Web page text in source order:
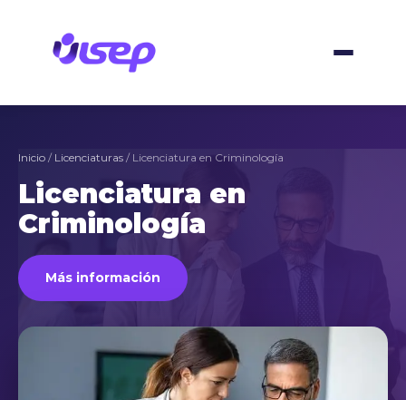
Inicio / Licenciaturas / Licenciatura en Criminología
Licenciatura en
Criminología
Más información